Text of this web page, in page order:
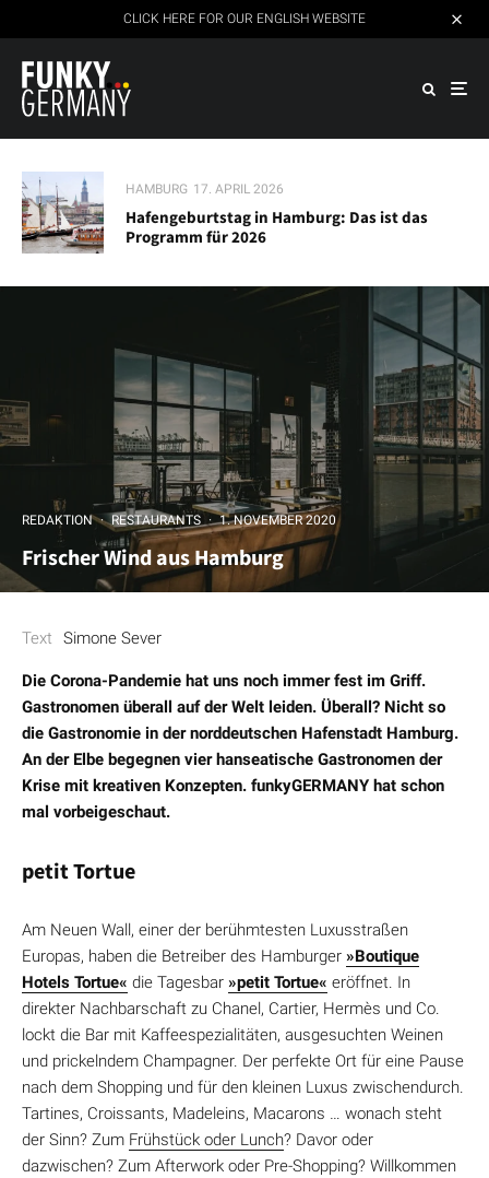
CLICK HERE FOR OUR ENGLISH WEBSITE
HAMBURG 17. APRIL 2026
Hafengeburtstag in Hamburg: Das ist das
Programm für 2026
REDAKTION · RESTAURANTS · 1. NOVEMBER 2020
Frischer Wind aus Hamburg
Text Simone Sever
Die Corona-Pandemie hat uns noch immer fest im Griff.
Gastronomen überall auf der Welt leiden. Überall? Nicht so
die Gastronomie in der norddeutschen Hafenstadt Hamburg.
An der Elbe begegnen vier hanseatische Gastronomen der
Krise mit kreativen Konzepten. funkyGERMANY hat schon
mal vorbeigeschaut.
petit Tortue
Am Neuen Wall, einer der berühmtesten Luxusstraßen
Europas, haben die Betreiber des Hamburger »Boutique
Hotels Tortue« die Tagesbar »petit Tortue« eröffnet. In
direkter Nachbarschaft zu Chanel, Cartier, Hermès und Co.
lockt die Bar mit Kaffeespezialitäten, ausgesuchten Weinen
und prickelndem Champagner. Der perfekte Ort für eine Pause
nach dem Shopping und für den kleinen Luxus zwischendurch.
Tartines, Croissants, Madeleins, Macarons … wonach steht
der Sinn? Zum Frühstück oder Lunch? Davor oder
dazwischen? Zum Afterwork oder Pre-Shopping? Willkommen